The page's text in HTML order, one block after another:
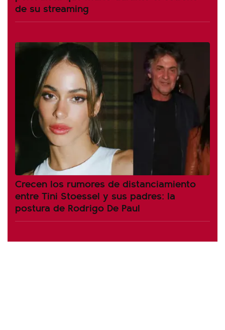
de su streaming
Crecen los rumores de distanciamiento
entre Tini Stoessel y sus padres: la
postura de Rodrigo De Paul